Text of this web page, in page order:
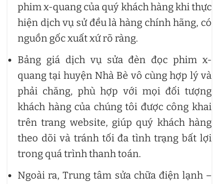
phim x-quang của quý khách hàng khi thực
hiện dịch vụ sử đều là hàng chính hãng, có
nguồn gốc xuất xứ rõ ràng.
Bảng giá dịch vụ sửa đèn đọc phim x-
quang tại huyện Nhà Bè vô cùng hợp lý và
phải chăng, phù hợp với mọi đối tượng
khách hàng của chúng tôi được công khai
trên trang website, giúp quý khách hàng
theo dõi và tránh tối đa tình trạng bất lợi
trong quá trình thanh toán.
Ngoài ra, Trung tâm sửa chữa điện lạnh –